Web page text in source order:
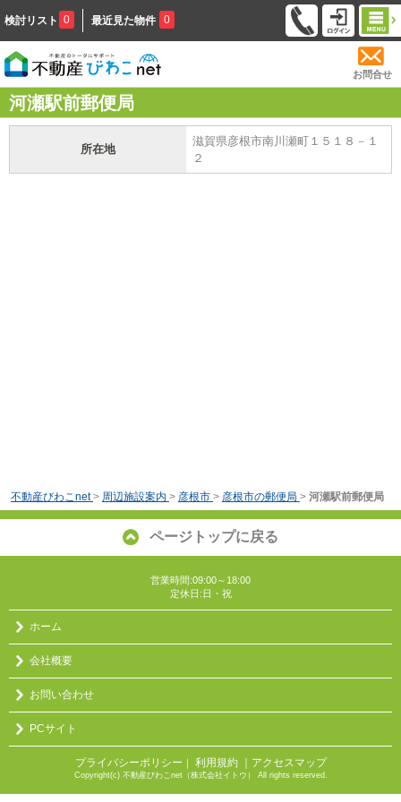
検討リスト 0 最近見た物件 0
お問合せ
河瀬駅前郵便局
所在地
滋賀県彦根市南川瀬町１５１８－１
２
不動産びわこnet > 周辺施設案内 > 彦根市 > 彦根市の郵便局 > 河瀬駅前郵便局
ページトップに戻る
営業時間:09:00～18:00
定休日:日・祝
ホーム
会社概要
お問い合わせ
PCサイト
プライバシーポリシー ｜ 利用規約 ｜アクセスマップ
Copyright(c) 不動産びわこnet（株式会社イトウ） All rights reserved.